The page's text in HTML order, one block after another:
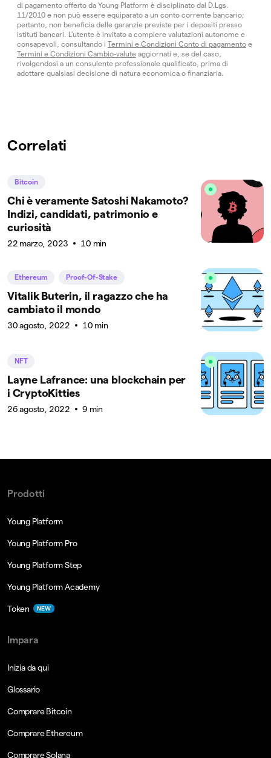
di pagamento offerto da Young Platform è disciplinato dal D.Lgs.
11/2010 e non può essere equiparato a un conto corrente bancario;
pertanto, non beneficia delle garanzie previste per i depositi presso
istituti bancari. L’utente è invitato a compiere valutazioni autonome e
consapevoli, consultando i Termini e Condizioni Conto di pagamento e
Termini e Condizioni Cambio-valute aggiornati e, se del caso,
rivolgendosi a un consulente professionale qualificato, prima di
adottare qualsiasi decisione di natura economica o finanziaria.
Correlati
Bitcoin
Chi è veramente Satoshi Nakamoto?
Indizi, candidati, patrimonio e
curiosità
22 marzo, 2023 10 min
Ethereum Proof-Of-Stake
Vitalik Buterin, il ragazzo che ha
cambiato il mondo
30 agosto, 2022 10 min
NFT
Layne Lafrance: una blockchain per
i CryptoKitties
26 agosto, 2022 9 min
Prodotti
Young Platform
Young Platform Pro
Young Platform Step
Young Platform Academy
Token NEW
Impara
Inizia da qui
Glossario
Comprare Bitcoin
Comprare Ethereum
Comprare Solana